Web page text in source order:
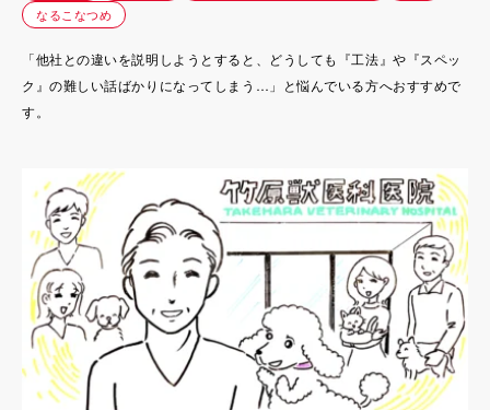
なるこなつめ
「他社との違いを説明しようとすると、どうしても『工法』や『スペッ
ク』の難しい話ばかりになってしまう…」と悩んでいる方へおすすめで
す。